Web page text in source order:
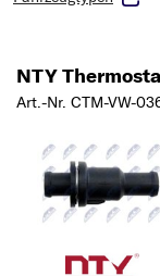
NTY
Art.-Nr. CTM-VW-